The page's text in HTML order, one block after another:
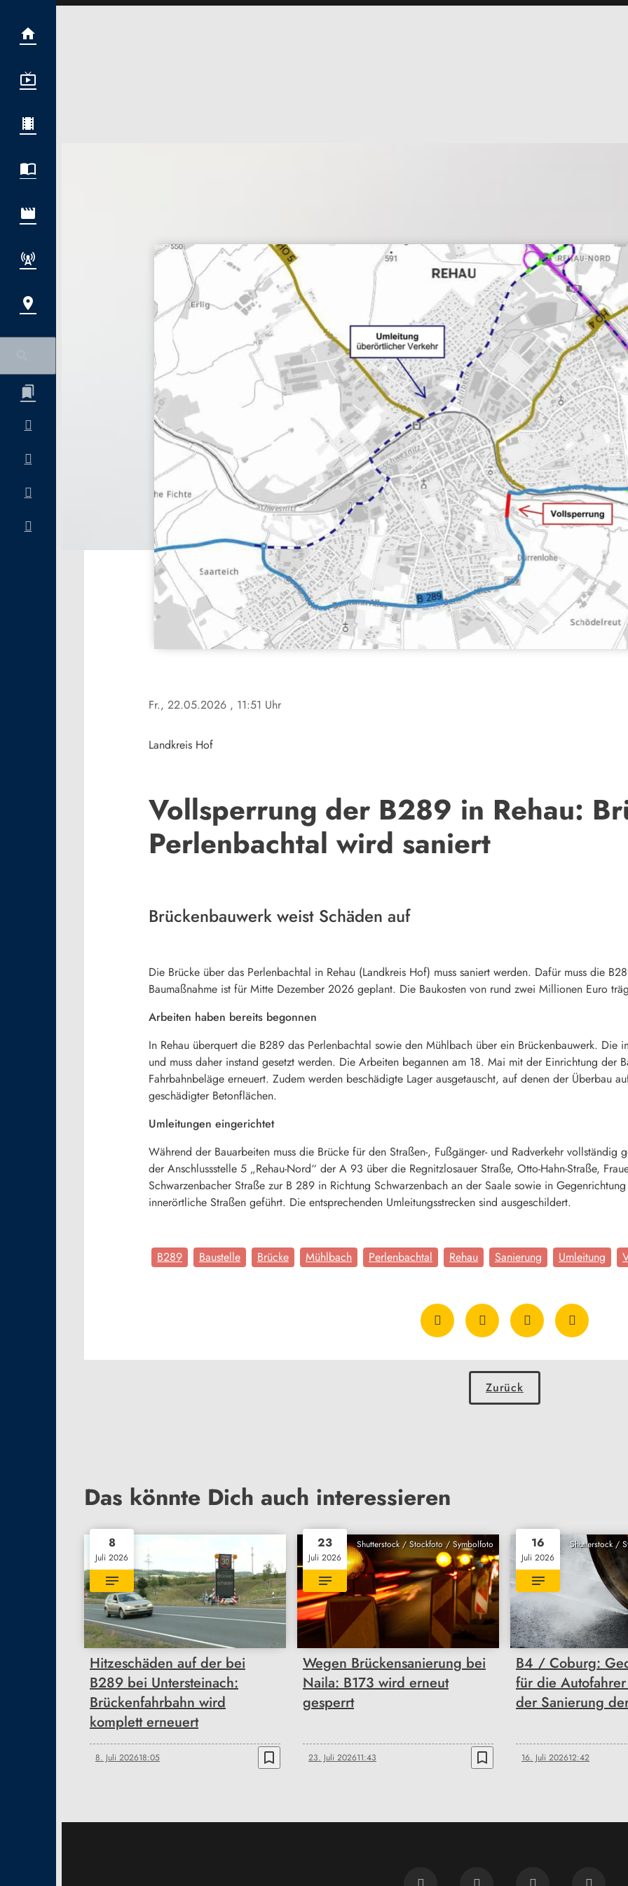
Fr., 22.05.2026 , 11:51 Uhr
Landkreis Hof
Vollsperrung der B289 in Rehau:
Perlenbachtal wird saniert
Brückenbauwerk weist Schäden auf
Die Brücke über das Perlenbachtal in Rehau (Landkreis Hof) muss saniert werden. Dafür muss die
Baumaßnahme ist für Mitte Dezember 2026 geplant. Die Baukosten von rund zwei Millionen Euro
Arbeiten haben bereits begonnen
In Rehau überquert die B289 das Perlenbachtal sowie den Mühlbach über ein Brückenbauwerk. Die
und muss daher instand gesetzt werden. Die Arbeiten begannen am 18. Mai mit der Einrichtung der
Fahrbahnbeläge erneuert. Zudem werden beschädigte Lager ausgetauscht, auf denen der Überbau
geschädigter Betonflächen.
Umleitungen eingerichtet
Während der Bauarbeiten muss die Brücke für den Straßen-, Fußgänger- und Radverkehr
der Anschlussstelle 5 „Rehau-Nord“ der A 93 über die Regnitzlosauer Straße, Otto-Hahn-Straße,
Schwarzenbacher Straße zur B 289 in Richtung Schwarzenbach an der Saale sowie in
innerörtliche Straßen geführt. Die entsprechenden Umleitungsstrecken sind ausgeschildert.
B289 Baustelle Brücke Mühlbach Perlenbachtal Rehau Sanierung Umleitung
Zurück
Das könnte Dich auch interessieren
8
Juli 2026
Hitzeschäden auf der bei
B289 bei Untersteinach:
Brückenfahrbahn wird
komplett erneuert
8. Juli 202618:05 bookmark_border
Shutterstock / Stockfoto / Symbolfoto
23
Juli 2026
Wegen Brückensanierung bei
Naila: B173 wird erneut
gesperrt
23. Juli 202611:43 bookmark_border
Shutterstock /
16
Juli 2026
B4 / Coburg:
für die
der Sanierung
16. Juli 202612:42